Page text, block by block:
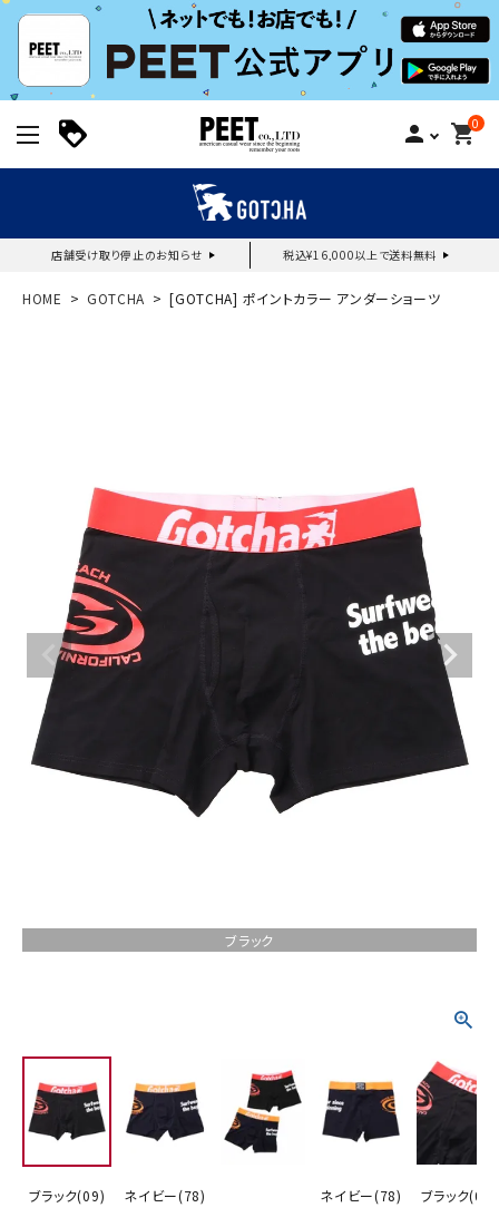
person 0
shopping_cart
店舗受け取り停止のお知らせ 税込¥16,000以上で送料無料
新規会員登録｜ログイン
ブランドメニュー
新着アイテム
カテゴリー
スタイリング
ニュース・特集
ランキング
HOME GOTCHA [GOTCHA] ポイントカラー アンダーショーツ
ブラック
ブラック(09) ネイビー(78) ネイビー(78) ブラック(09)